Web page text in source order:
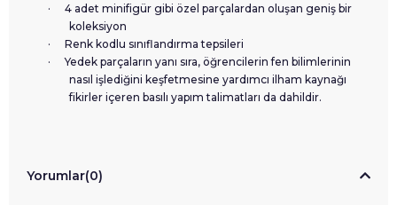
·
4 adet minifigür gibi özel parçalardan oluşan geniş bir
koleksiyon
·
Renk kodlu sınıflandırma tepsileri
·
Yedek parçaların yanı sıra, öğrencilerin fen bilimlerinin
nasıl işlediğini keşfetmesine yardımcı ilham kaynağı
fikirler içeren basılı yapım talimatları da dahildir.
Yorumlar(0)